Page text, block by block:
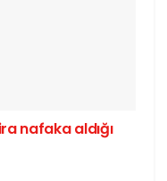
nafaka aldığı